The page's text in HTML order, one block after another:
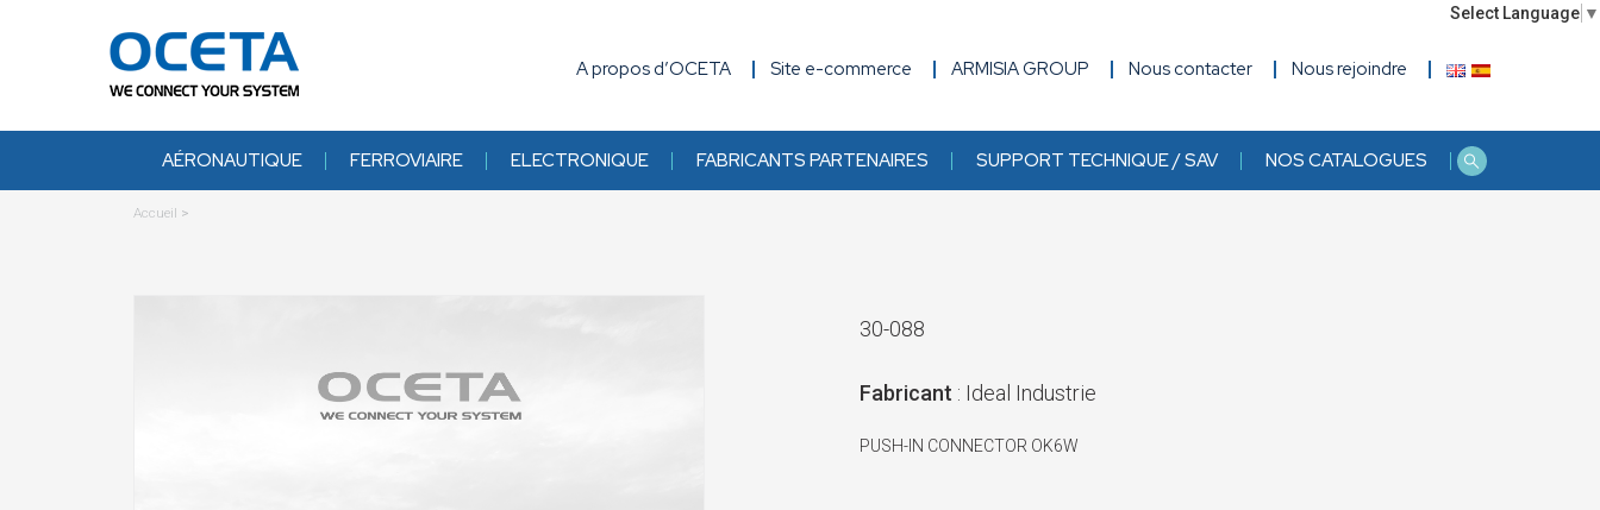
Select Language ▼
A propos d’OCETA Site e-commerce ARMISIA GROUP Nous contacter Nous rejoindre
AÉRONAUTIQUE FERROVIAIRE ELECTRONIQUE FABRICANTS PARTENAIRES SUPPORT TECHNIQUE / SAV NOS CATALOGUES
Accueil >
30-088
Fabricant : Ideal Industrie
PUSH-IN CONNECTOR OK6W